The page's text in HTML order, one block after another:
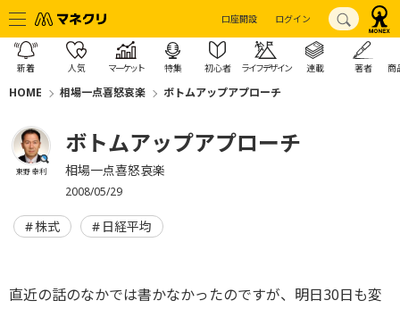
口座開設 ログイン
新着 人気 マーケット 特集 初心者 ライフデザイン 連載 著者 商
HOME 相場一点喜怒哀楽 ボトムアップアプローチ
東野 幸利
ボトムアップアプローチ
相場一点喜怒哀楽
2008/05/29
株式 日経平均
直近の話のなかでは書かなかったのですが、明日30日も変